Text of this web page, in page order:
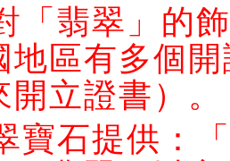
「翡翠」的
地區有多個
立證書）。
寶石提供：